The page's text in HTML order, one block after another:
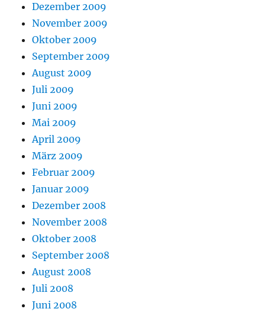
Dezember 2009
November 2009
Oktober 2009
September 2009
August 2009
Juli 2009
Juni 2009
Mai 2009
April 2009
März 2009
Februar 2009
Januar 2009
Dezember 2008
November 2008
Oktober 2008
September 2008
August 2008
Juli 2008
Juni 2008